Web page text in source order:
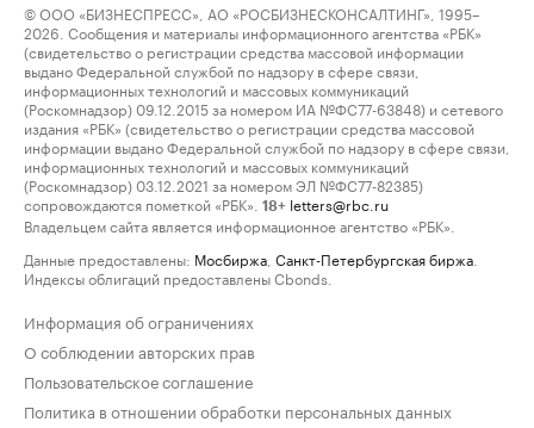
© ООО «БИЗНЕСПРЕСС», АО «РОСБИЗНЕСКОНСАЛТИНГ», 1995–
2026. Сообщения и материалы информационного агентства «РБК»
(свидетельство о регистрации средства массовой информации
выдано Федеральной службой по надзору в сфере связи,
информационных технологий и массовых коммуникаций
(Роскомнадзор) 09.12.2015 за номером ИА №ФС77-63848) и сетевого
издания «РБК» (свидетельство о регистрации средства массовой
информации выдано Федеральной службой по надзору в сфере связи,
информационных технологий и массовых коммуникаций
(Роскомнадзор) 03.12.2021 за номером ЭЛ №ФС77-82385)
сопровождаются пометкой «РБК».
18+ letters@rbc.ru
Владельцем сайта является информационное агентство «РБК».
Данные предоставлены: Мосбиржа Санкт-Петербургская биржа
Индексы облигаций предоставлены Cbonds.
Информация об ограничениях
О соблюдении авторских прав
Пользовательское соглашение
Политика в отношении обработки персональных данных